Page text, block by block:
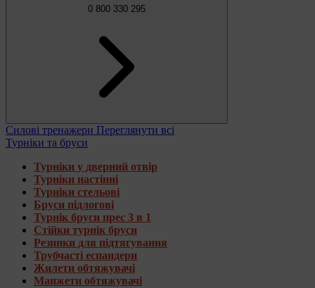
0 800 330 295
Силові тренажери Переглянути всі
Турніки та бруси
Турніки у дверний отвір
Турніки настінні
Турніки стельові
Бруси підлогові
Турнік бруси прес 3 в 1
Стійки турнік бруси
Резинки для підтягування
Трубчасті еспандери
Жилети обтяжувачі
Манжети обтяжувачі